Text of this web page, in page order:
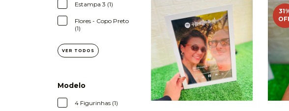
Estampa 3 (1)
Flores - Copo Preto
(1)
VER TODOS
Modelo
4 Figurinhas (1)
31